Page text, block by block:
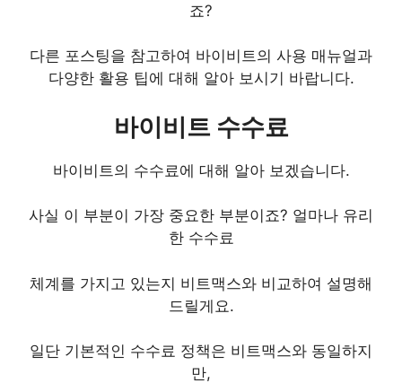
죠?
다른 포스팅을 참고하여 바이비트의 사용 매뉴얼과
다양한 활용 팁에 대해 알아 보시기 바랍니다.
바이비트 수수료
바이비트의 수수료에 대해 알아 보겠습니다.
사실 이 부분이 가장 중요한 부분이죠? 얼마나 유리
한 수수료
체계를 가지고 있는지 비트맥스와 비교하여 설명해
드릴게요.
일단 기본적인 수수료 정책은 비트맥스와 동일하지
만,